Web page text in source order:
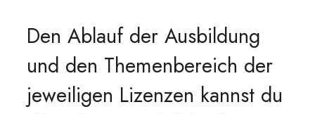
Den Ablauf der Ausbildung
und den Themenbereich der
jeweiligen Lizenzen kannst du